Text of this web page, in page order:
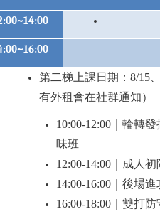
第二梯上課日期：8/15
有外租會在社群通知）
10:00-12:00 ｜輪轉
味班
12:00-14:00 ｜成人
14:00-16:00 ｜後場
16:00-18:00 ｜雙打